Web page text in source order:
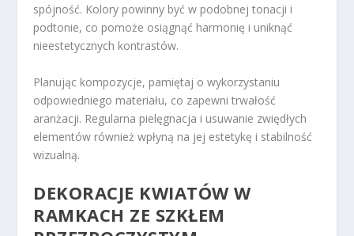
spójność. Kolory powinny być w podobnej tonacji i
podtonie, co pomoże osiągnąć harmonię i uniknąć
nieestetycznych kontrastów.
Planując kompozycje, pamiętaj o wykorzystaniu
odpowiedniego materiału, co zapewni trwałość
aranżacji. Regularna pielęgnacja i usuwanie zwiędłych
elementów również wpłyną na jej estetykę i stabilność
wizualną.
DEKORACJE KWIATÓW W
RAMKACH ZE SZKŁEM